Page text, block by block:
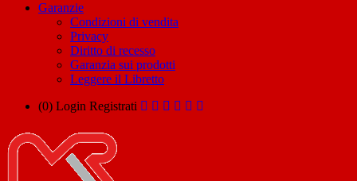
Garanzie
Condizioni di vendita
Privacy
Diritto di recesso
Garanzia sui prodotti
Leggere il Libretto
(0) Login Registrati